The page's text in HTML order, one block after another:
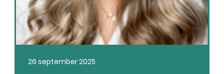
26 september 2025